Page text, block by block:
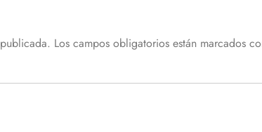
Los campos obligatorios están marcados